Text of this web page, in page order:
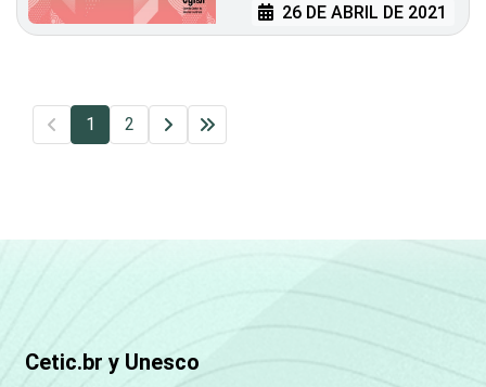
26 DE ABRIL DE 2021
1 2
Cetic.br y Unesco